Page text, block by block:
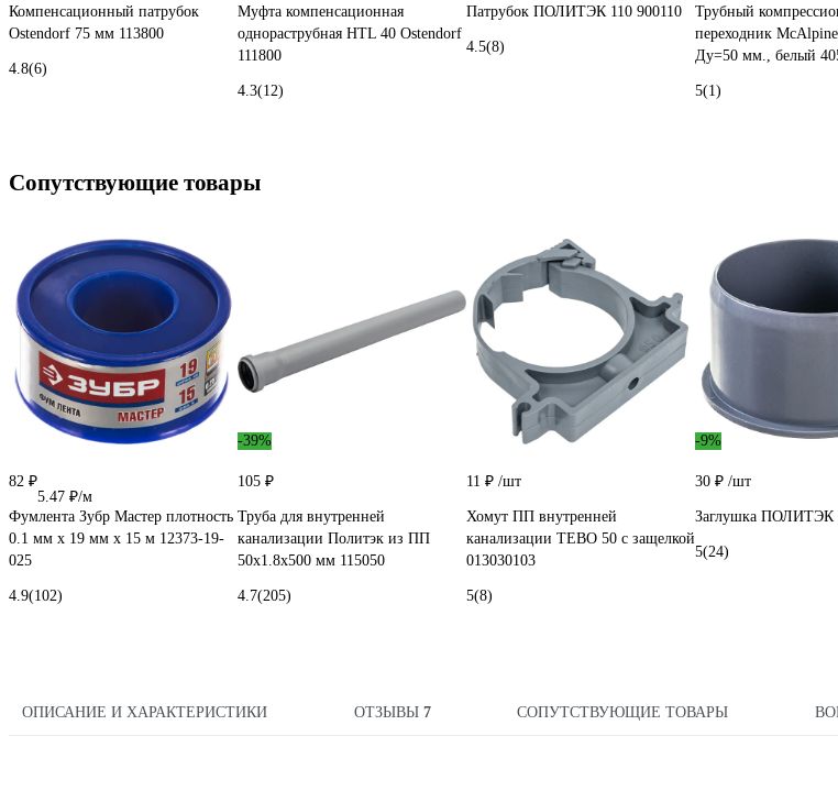
Компенсационный патрубок
Ostendorf 75 мм 113800
4.8(6)
Муфта компенсационная
однораструбная HTL 40 Ostendorf
111800
4.3(12)
Патрубок ПОЛИТЭК 110 900110
4.5(8)
Трубный
переходник
Ду=50 мм., белый
5(1)
Сопутствующие товары
82 ₽
5.47 ₽/м
Фумлента Зубр Мастер плотность
0.1 мм х 19 мм х 15 м 12373-19-
025
4.9(102)
-39%
105 ₽
Труба для внутренней
канализации Политэк из ПП
50х1.8х500 мм 115050
4.7(205)
11 ₽ /шт
Хомут ПП внутренней
канализации TEBO 50 с защелкой
013030103
5(8)
-9%
30 ₽ /шт
Заглушка ПОЛИТЭК
5(24)
ОПИСАНИЕ И ХАРАКТЕРИСТИКИ ОТЗЫВЫ 7 СОПУТСТВУЮЩИЕ ТОВАРЫ